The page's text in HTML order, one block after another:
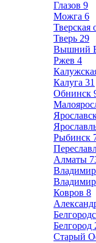
Глазов 9
Можга 6
Тверская
Тверь 29
Вышний
Ржев 4
Калуга 31
Обнинск
Рыбинск
Алматы
Владимир
Ковров 8
Белгород
Старый